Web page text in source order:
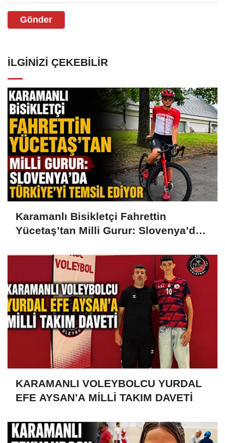
Gönder
İLGINIZI ÇEKEBILIR
Karamanlı Bisikletçi Fahrettin
Yücetaş’tan Milli Gurur: Slovenya’da
KARAMANLI VOLEYBOLCU YURDAL
EFE AYSAN’A MİLLİ TAKIM DAVETİ